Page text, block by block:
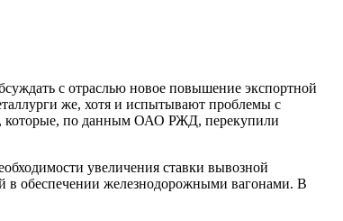
с отраслью новое повышение экспортной
же, хотя и испытывают проблемы с
которые, по данным ОАО РЖД, перекупили
увеличения ставки вывозной
в обеспечении железнодорожными вагонами. В